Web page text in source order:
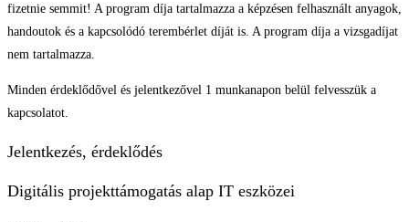
fizetnie semmit! A program díja tartalmazza a képzésen felhasznált anyagok,
handoutok és a kapcsolódó terembérlet díját is. A program díja a vizsgadíjat
nem tartalmazza.
Minden érdeklődővel és jelentkezővel 1 munkanapon belül felvesszük a
kapcsolatot.
Jelentkezés, érdeklődés
Digitális projekttámogatás alap IT eszközei